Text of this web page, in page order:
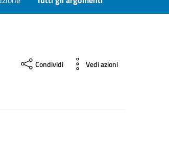
Condividi Vedi azioni